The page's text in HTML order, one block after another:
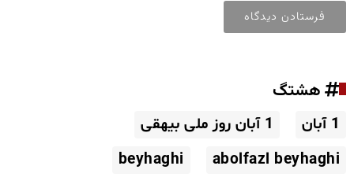
هشتگ
1 آبان
1 آبان روز ملی بیهقی
abolfazl beyhaghi
beyhaghi